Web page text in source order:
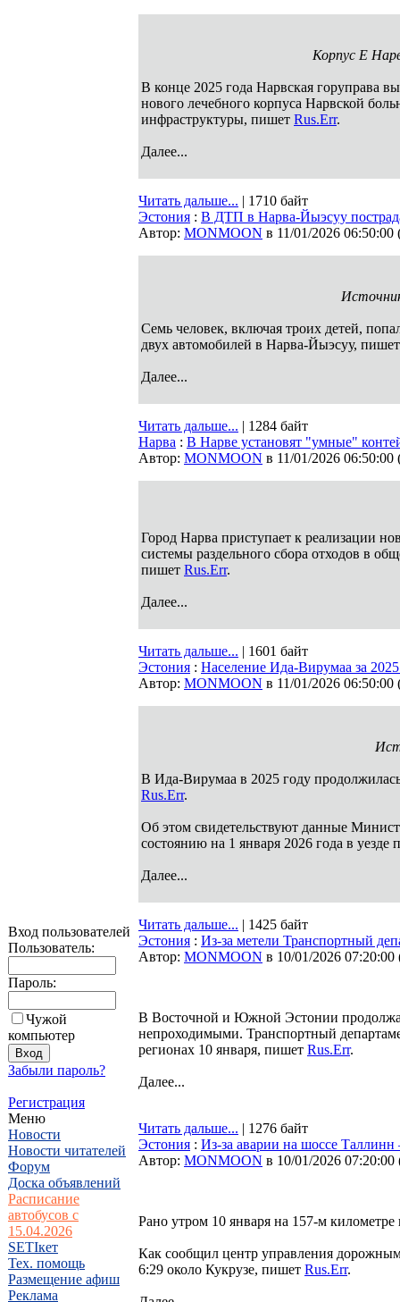
Вход пользователей
Пользователь:
Пароль:
Чужой
компьютер
Забыли пароль?
Регистрация
Меню
Новости
Новости читателей
Форум
Доска объявлений
Расписание
автобусов с
15.04.2026
SETIкет
Тех. помощь
Размещение афиш
Реклама
Корпус Е
В конце 2025 года Нарвская горуправа
нового лечебного корпуса Нарвской
инфраструктуры, пишет Rus.Err.
Далее...
Читать дальше... | 1710 байт
Эстония : В ДТП в Нарва-Йыэсуу
Автор: MONMOON в 11/01/2026 06:50:00
Семь человек, включая троих детей,
двух автомобилей в Нарва-Йыэсуу,
Далее...
Читать дальше... | 1284 байт
Нарва : В Нарве установят "умные"
Автор: MONMOON в 11/01/2026 06:50:00
Город Нарва приступает к реализации
системы раздельного сбора отходов в
пишет Rus.Err.
Далее...
Читать дальше... | 1601 байт
Эстония : Население Ида-Вирумаа за
Автор: MONMOON в 11/01/2026 06:50:00
В Ида-Вирумаа в 2025 году
Rus.Err.
Об этом свидетельствуют данные
состоянию на 1 января 2026 года в уезде
Далее...
Читать дальше... | 1425 байт
Эстония : Из-за метели Транспортный
Автор: MONMOON в 10/01/2026 07:20:00
В Восточной и Южной Эстонии
непроходимыми. Транспортный
регионах 10 января, пишет Rus.Err.
Далее...
Читать дальше... | 1276 байт
Эстония : Из-за аварии на шоссе
Автор: MONMOON в 10/01/2026 07:20:00
Рано утром 10 января на 157-м
Как сообщил центр управления
6:29 около Кукрузе, пишет Rus.Err.